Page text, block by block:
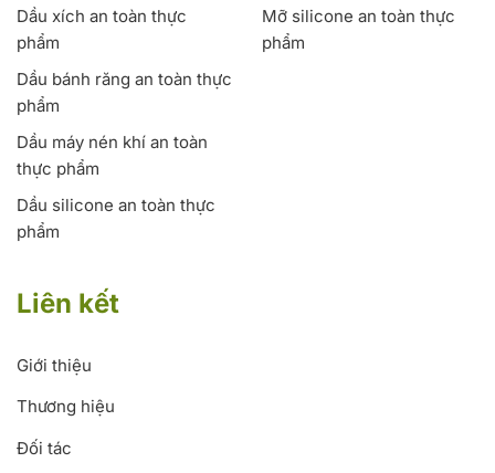
Dầu xích an toàn thực
phẩm
Mỡ silicone an toàn thực
phẩm
Dầu bánh răng an toàn thực
phẩm
Dầu máy nén khí an toàn
thực phẩm
Dầu silicone an toàn thực
phẩm
Liên kết
Giới thiệu
Thương hiệu
Đối tác